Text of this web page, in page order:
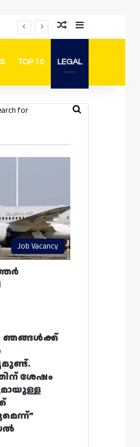
Random Article
Sidebar
TOP 10 LEGAL
skin
Search
Job Vacancy
ഞങ്ങൾക്ക്
ശേഷം